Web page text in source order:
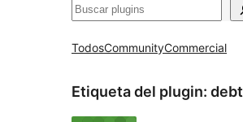
Buscar
TodosCommunityCommercial
Etiqueta del plugin: debt